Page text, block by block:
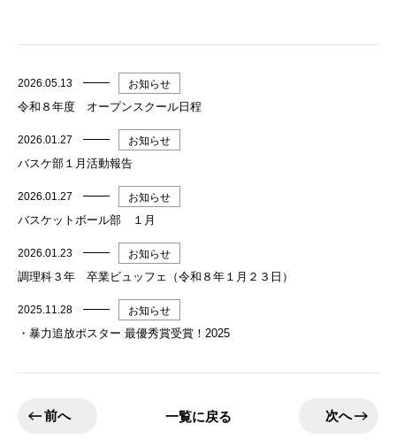
2026.05.13 お知らせ
令和８年度 オープンスクール日程
2026.01.27 お知らせ
バスケ部１月活動報告
2026.01.27 お知らせ
バスケットボール部 １月
2026.01.23 お知らせ
調理科３年 卒業ビュッフェ（令和８年１月２３日）
2025.11.28 お知らせ
・暴力追放ポスター 最優秀賞受賞！2025
前へ 一覧に戻る 次へ